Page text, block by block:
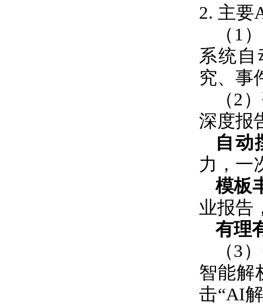
2. 主要
（ 1
系统
究、事
（2
深度报
自动
力，一
模板
业报告
有理
（3
智能解
击“AI